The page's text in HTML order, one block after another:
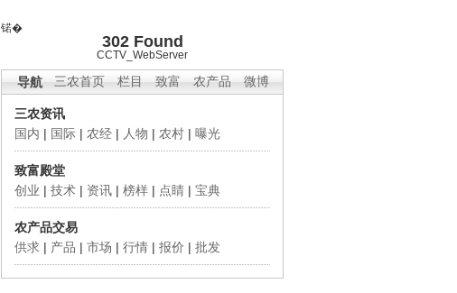
锘�
302 Found
CCTV_WebServer
三农首页 栏目 致富 农产品 微博
导航
三农资讯
国内 | 国际 | 农经 | 人物 | 农村 | 曝光
致富殿堂
创业 | 技术 | 资讯 | 榜样 | 点睛 | 宝典
农产品交易
供求 | 产品 | 市场 | 行情 | 报价 | 批发